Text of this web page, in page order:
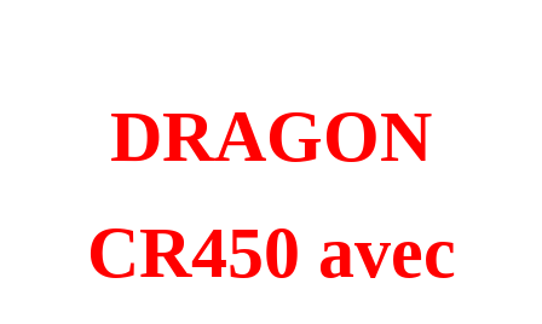
DRAGON
CR450 avec